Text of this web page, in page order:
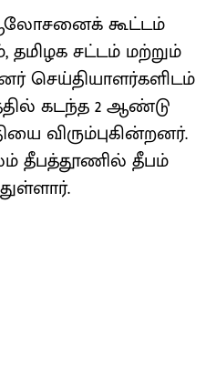
ஆலோ​சனைக் கூட்​டம்
தமிழக சட்​டம் மற்​றும்
செய்​தி​யாளர்​களிடம்
கடந்த 2 ஆண்​டு​
விரும்​புகின்றனர்.
தீபத்​தூணில் தீபம்